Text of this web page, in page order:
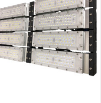
là lựa chọn lý tưởng cho các
hơn so với các loại công
Âm Đất 9w Vuông
vuông vức, tinh tế, đèn dễ
cách cảnh quan sân vườn